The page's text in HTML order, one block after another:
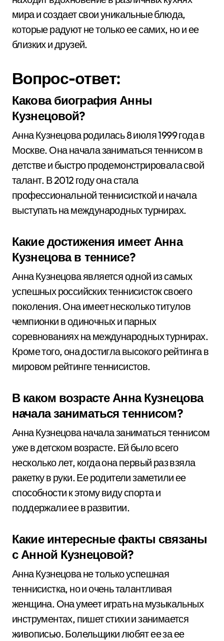
мира и создает свои уникальные блюда,
которые радуют не только ее самих, но и ее
близких и друзей.
Вопрос-ответ:
Какова биография Анны
Кузнецовой?
Анна Кузнецова родилась 8 июля 1999 года в
Москве. Она начала заниматься теннисом в
детстве и быстро продемонстрировала свой
талант. В 2012 году она стала
профессиональной теннисисткой и начала
выступать на международных турнирах.
Какие достижения имеет Анна
Кузнецова в теннисе?
Анна Кузнецова является одной из самых
успешных российских теннисисток своего
поколения. Она имеет несколько титулов
чемпионки в одиночных и парных
соревнованиях на международных турнирах.
Кроме того, она достигла высокого рейтинга в
мировом рейтинге теннисистов.
В каком возрасте Анна Кузнецова
начала заниматься теннисом?
Анна Кузнецова начала заниматься теннисом
уже в детском возрасте. Ей было всего
несколько лет, когда она первый раз взяла
ракетку в руки. Ее родители заметили ее
способности к этому виду спорта и
поддержали ее в развитии.
Какие интересные факты связаны
с Анной Кузнецовой?
Анна Кузнецова не только успешная
теннисистка, но и очень талантливая
женщина. Она умеет играть на музыкальных
инструментах, пишет стихи и занимается
живописью. Болельщики любят ее за ее